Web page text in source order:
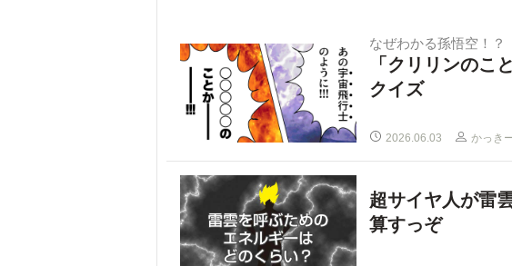
なぜわかる孫悟空！？
「クリリンのこ
クイズ
2026.06.03 かっき
超サイヤ人が雷
算すっぞ